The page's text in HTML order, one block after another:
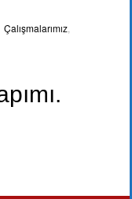
Çalışmalarımız